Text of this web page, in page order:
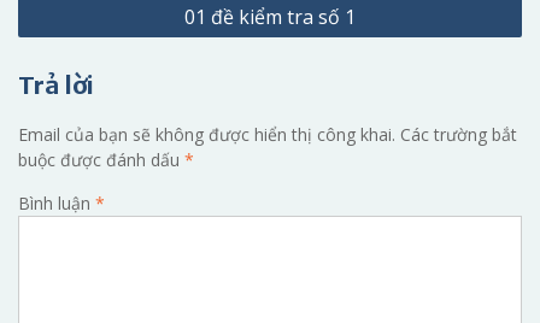
01 đề kiểm tra số 1
Trả lời
Email của bạn sẽ không được hiển thị công khai. Các trường bắt
buộc được đánh dấu *
Bình luận *